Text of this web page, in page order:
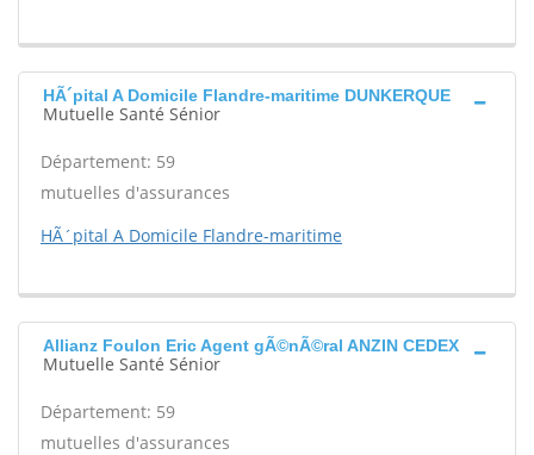
HÃ´pital A Domicile Flandre-maritime DUNKERQUE
Mutuelle Santé Sénior
Département: 59
mutuelles d'assurances
HÃ´pital A Domicile Flandre-maritime
Allianz Foulon Eric Agent gÃ©nÃ©ral ANZIN CEDEX
Mutuelle Santé Sénior
Département: 59
mutuelles d'assurances